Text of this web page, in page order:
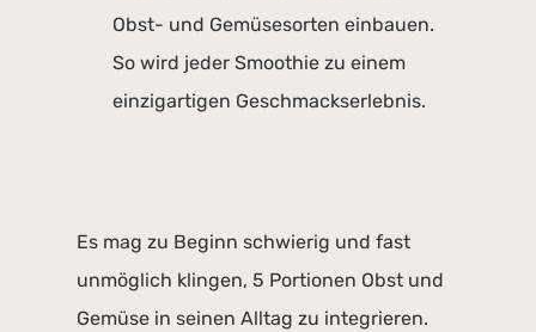
Obst- und Gemüsesorten einbauen.
So wird jeder Smoothie zu einem
einzigartigen Geschmackserlebnis.
Es mag zu Beginn schwierig und fast
unmöglich klingen, 5 Portionen Obst und
Gemüse in seinen Alltag zu integrieren.